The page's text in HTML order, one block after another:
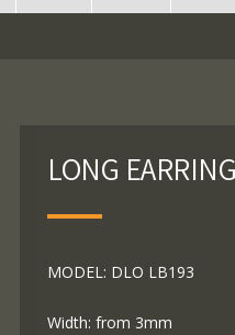
LONG
MODEL: DLO LB193
Width: from 3mm